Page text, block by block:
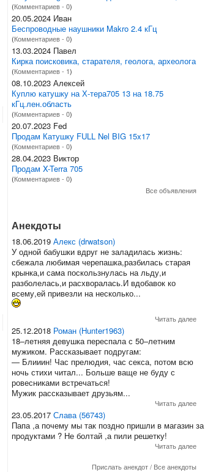
(Комментариев - 0)
20.05.2024 Иван
Беспроводные наушники Makro 2.4 кГц
(Комментариев - 0)
13.03.2024 Павел
Кирка поисковика, старателя, геолога, археолога
(Комментариев - 1)
08.10.2023 Алексей
Куплю катушку на Х-тера705 13 на 18.75
кГц.лен.область
(Комментариев - 0)
20.07.2023 Fed
Продам Катушку FULL Nel BIG 15x17
(Комментариев - 0)
28.04.2023 Виктор
Продам X-Terra 705
(Комментариев - 0)
Все объявления
Анекдоты
18.06.2019 Алекс (drwatson)
У одной бабушки вдруг не заладилась жизнь:
сбежала любимая черепашка,разбилась старая
крынка,и сама поскользнулась на льду,и
разболелась,и расхворалась.И вдобавок ко
всему,ей привезли на несколько...
Читать далее
25.12.2018 Роман (Hunter1963)
18–летняя девушка переспала с 50–летним
мужиком. Рассказывает подругам:
— Блииин! Час прелюдия, час секса, потом всю
ночь стихи читал... Больше ваще не буду с
ровесниками встречаться!
Мужик рассказывает друзьям...
Читать далее
23.05.2017 Слава (56743)
Папа ,а почему мы так поздно пришли в магазин за
продуктами ? Не болтай ,а пили решетку!
Читать далее
Прислать анекдот/ Все анекдоты